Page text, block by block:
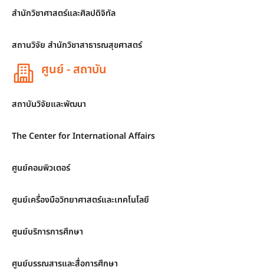
สำนักวิชาศาสตร์และศิลปดิจิทัล
สถานวิจัย สำนักวิชาสาธารณสุขศาสตร์
ศูนย์ - สถาบัน
สถาบันวิจัยและพัฒนา
The Center for International Affairs
ศูนย์คอมพิวเตอร์
ศูนย์เครื่องมือวิทยาศาสตร์และเทคโนโลยี
ศูนย์บริการการศึกษา
ศูนย์บรรณสารและสื่อการศึกษา